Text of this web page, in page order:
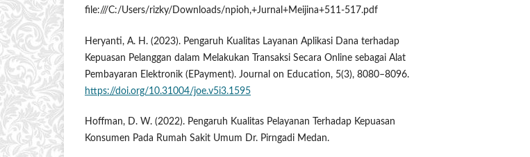
file:///C:/Users/rizky/Downloads/npioh,+Jurnal+Meijina+511-517.pdf
Heryanti, A. H. (2023). Pengaruh Kualitas Layanan Aplikasi Dana terhadap
Kepuasan Pelanggan dalam Melakukan Transaksi Secara Online sebagai Alat
Pembayaran Elektronik (EPayment). Journal on Education, 5(3), 8080–8096.
https://doi.org/10.31004/joe.v5i3.1595
Hoffman, D. W. (2022). Pengaruh Kualitas Pelayanan Terhadap Kepuasan
Konsumen Pada Rumah Sakit Umum Dr. Pirngadi Medan.